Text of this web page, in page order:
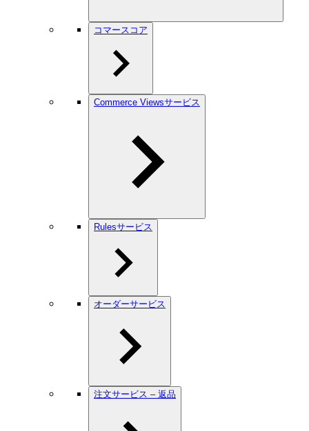
コマースコア
Commerce Viewsサービス
Rulesサービス
オーダーサービス
注文サービス – 返品